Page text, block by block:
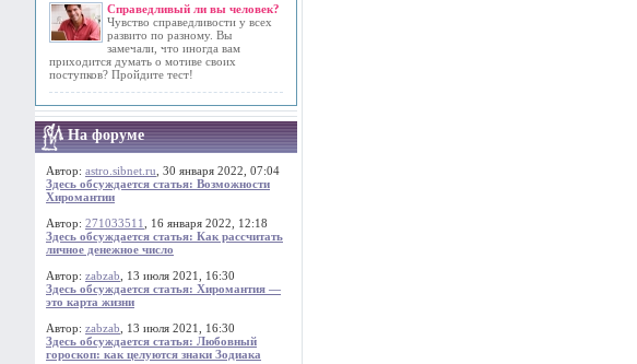
Справедливый ли вы человек?
Чувство справедливости у всех
развито по разному. Вы
замечали, что иногда вам
приходится думать о мотиве своих
поступков? Пройдите тест!
На форуме
Автор: astro.sibnet.ru , 30 января 2022, 07:04
Здесь обсуждается статья: Возможности
Хиромантии
Автор: 271033511
, 16 января 2022, 12:18
Здесь обсуждается статья: Как рассчитать
личное денежное число
Автор: zabzab , 13 июля 2021, 16:30
Здесь обсуждается статья: Хиромантия —
это карта жизни
Автор: zabzab , 13 июля 2021, 16:30
Здесь обсуждается статья: Любовный
гороскоп: как целуются знаки Зодиака